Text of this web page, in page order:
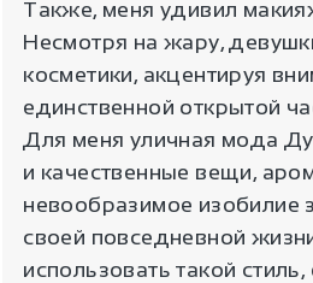
Также, меня удивил
Несмотря на жару,
косметики, акцентируя
единственной открытой
Для меня уличная мода
и качественные вещи,
невообразимое изобилие
своей повседневной
использовать такой